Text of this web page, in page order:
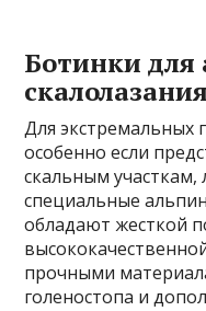
Ботинки
скалолазания
Для экстремальных
особенно если
скальным участкам,
специальные
обладают жесткой
прочными
голеностопа и